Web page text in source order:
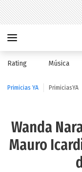
Rating Música
Primicias YA PrimiciasYA
Wanda
Mauro